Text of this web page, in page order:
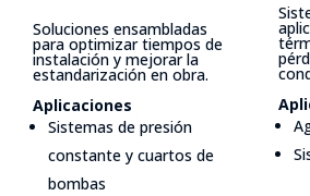
Soluciones ensambladas
para optimizar tiempos de
instalación y mejorar la
estandarización en obra.
Aplicaciones
Sistemas de presión
constante y cuartos de
bombas